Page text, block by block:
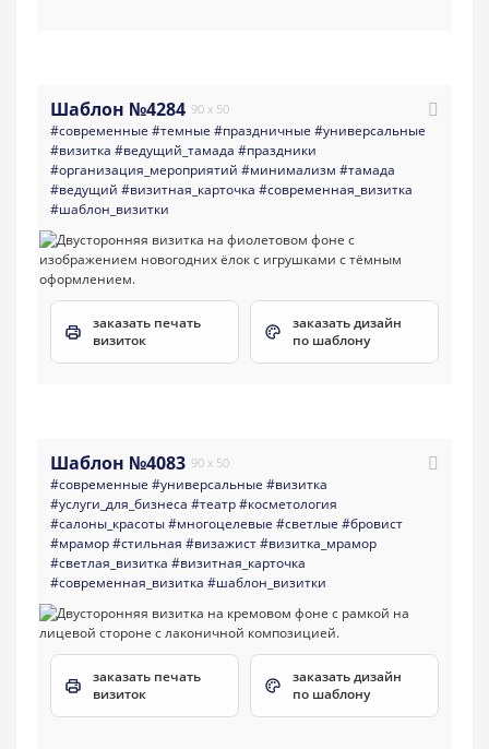
Шаблон №4284 90 x 50
#современные #темные #праздничные #универсальные
#визитка #ведущий_тамада #праздники
#организация_мероприятий #минимализм #тамада
#ведущий #визитная_карточка #современная_визитка
#шаблон_визитки
заказать печать
визиток
заказать дизайн
по шаблону
Шаблон №4083 90 x 50
#современные #универсальные #визитка
#услуги_для_бизнеса #театр#косметология
#салоны_красоты#многоцелевые #светлые #бровист
#мрамор#стильная #визажист#визитка_мрамор
#светлая_визитка #визитная_карточка
#современная_визитка #шаблон_визитки
заказать печать
визиток
заказать дизайн
по шаблону